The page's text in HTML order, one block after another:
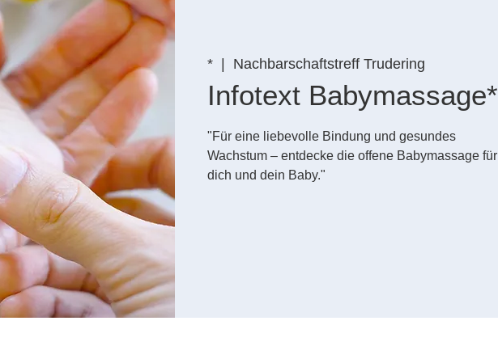
*
  |
Nachbarschaftstreff Trudering
Infotext Babymassage*
"Für eine liebevolle Bindung und gesundes
Wachstum – entdecke die offene Babymassage für
dich und dein Baby."